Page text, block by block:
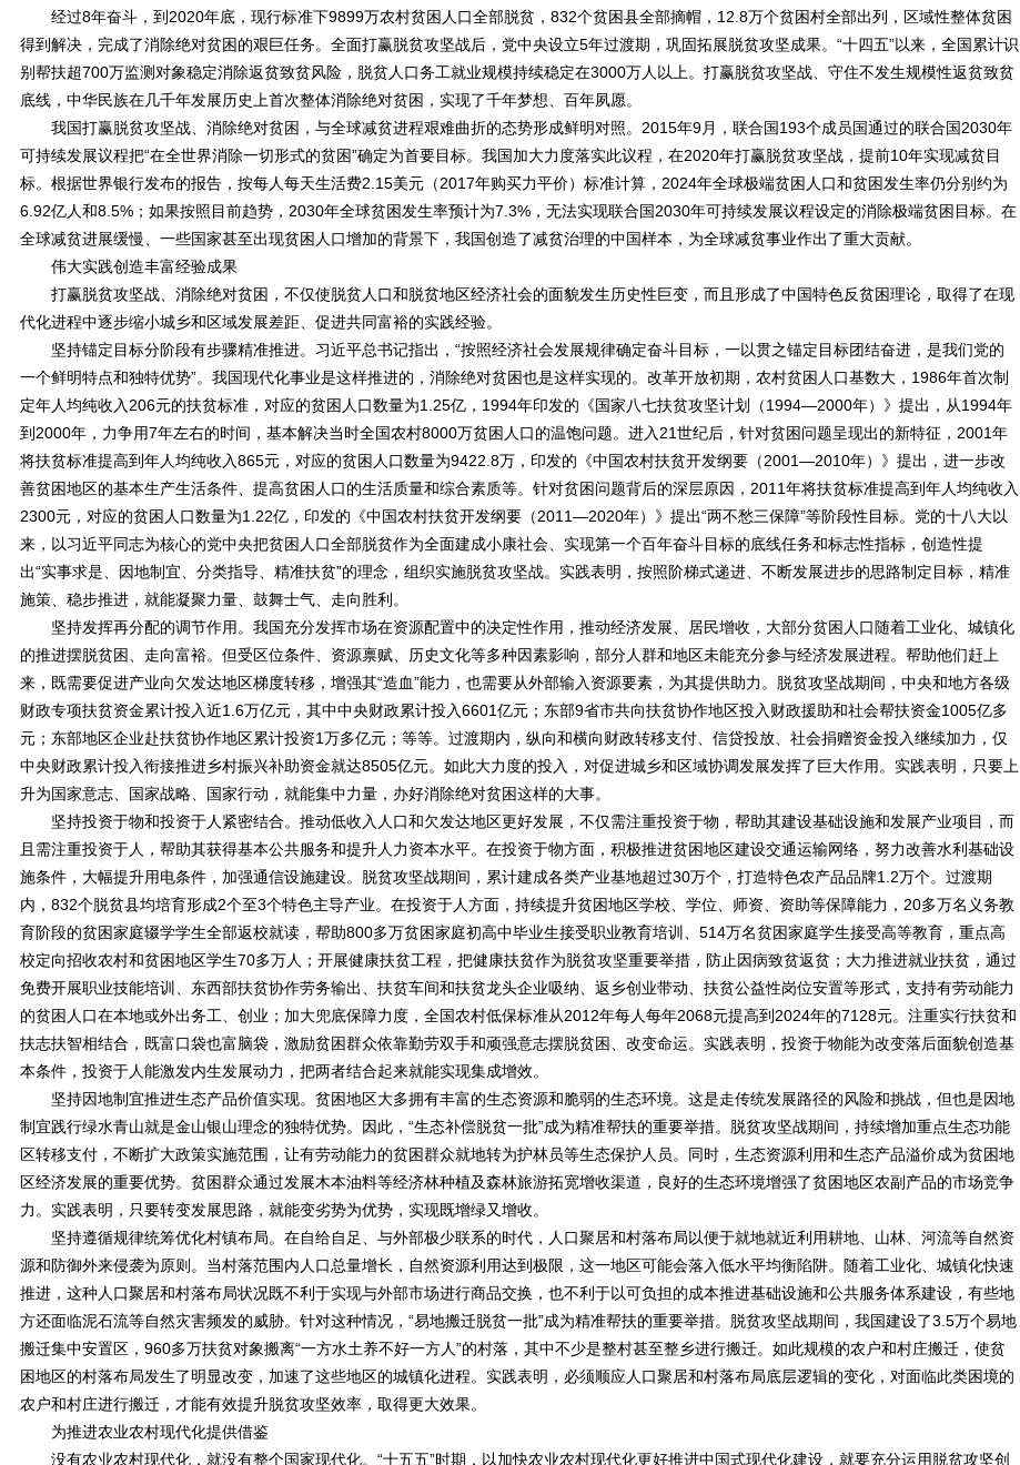
经过8年奋斗，到2020年底，现行标准下9899万农村贫困人口全部脱贫，832个贫困县全部摘帽，12.8万个贫困村全部出列，区域性整体贫困
得到解决，完成了消除绝对贫困的艰巨任务。全面打赢脱贫攻坚战后，党中央设立5年过渡期，巩固拓展脱贫攻坚成果。“十四五”以来，全国累计识
别帮扶超700万监测对象稳定消除返贫致贫风险，脱贫人口务工就业规模持续稳定在3000万人以上。打赢脱贫攻坚战、守住不发生规模性返贫致贫
底线，中华民族在几千年发展历史上首次整体消除绝对贫困，实现了千年梦想、百年夙愿。
我国打赢脱贫攻坚战、消除绝对贫困，与全球减贫进程艰难曲折的态势形成鲜明对照。2015年9月，联合国193个成员国通过的联合国2030年
可持续发展议程把“在全世界消除一切形式的贫困”确定为首要目标。我国加大力度落实此议程，在2020年打赢脱贫攻坚战，提前10年实现减贫目
标。根据世界银行发布的报告，按每人每天生活费2.15美元（2017年购买力平价）标准计算，2024年全球极端贫困人口和贫困发生率仍分别约为
6.92亿人和8.5%；如果按照目前趋势，2030年全球贫困发生率预计为7.3%，无法实现联合国2030年可持续发展议程设定的消除极端贫困目标。在
全球减贫进展缓慢、一些国家甚至出现贫困人口增加的背景下，我国创造了减贫治理的中国样本，为全球减贫事业作出了重大贡献。
伟大实践创造丰富经验成果
打赢脱贫攻坚战、消除绝对贫困，不仅使脱贫人口和脱贫地区经济社会的面貌发生历史性巨变，而且形成了中国特色反贫困理论，取得了在现
代化进程中逐步缩小城乡和区域发展差距、促进共同富裕的实践经验。
坚持锚定目标分阶段有步骤精准推进。习近平总书记指出，“按照经济社会发展规律确定奋斗目标，一以贯之锚定目标团结奋进，是我们党的
一个鲜明特点和独特优势”。我国现代化事业是这样推进的，消除绝对贫困也是这样实现的。改革开放初期，农村贫困人口基数大，1986年首次制
定年人均纯收入206元的扶贫标准，对应的贫困人口数量为1.25亿，1994年印发的《国家八七扶贫攻坚计划（1994—2000年）》提出，从1994年
到2000年，力争用7年左右的时间，基本解决当时全国农村8000万贫困人口的温饱问题。进入21世纪后，针对贫困问题呈现出的新特征，2001年
将扶贫标准提高到年人均纯收入865元，对应的贫困人口数量为9422.8万，印发的《中国农村扶贫开发纲要（2001—2010年）》提出，进一步改
善贫困地区的基本生产生活条件、提高贫困人口的生活质量和综合素质等。针对贫困问题背后的深层原因，2011年将扶贫标准提高到年人均纯收入
2300元，对应的贫困人口数量为1.22亿，印发的《中国农村扶贫开发纲要（2011—2020年）》提出“两不愁三保障”等阶段性目标。党的十八大以
来，以习近平同志为核心的党中央把贫困人口全部脱贫作为全面建成小康社会、实现第一个百年奋斗目标的底线任务和标志性指标，创造性提
出“实事求是、因地制宜、分类指导、精准扶贫”的理念，组织实施脱贫攻坚战。实践表明，按照阶梯式递进、不断发展进步的思路制定目标，精准
施策、稳步推进，就能凝聚力量、鼓舞士气、走向胜利。
坚持发挥再分配的调节作用。我国充分发挥市场在资源配置中的决定性作用，推动经济发展、居民增收，大部分贫困人口随着工业化、城镇化
的推进摆脱贫困、走向富裕。但受区位条件、资源禀赋、历史文化等多种因素影响，部分人群和地区未能充分参与经济发展进程。帮助他们赶上
来，既需要促进产业向欠发达地区梯度转移，增强其“造血”能力，也需要从外部输入资源要素，为其提供助力。脱贫攻坚战期间，中央和地方各级
财政专项扶贫资金累计投入近1.6万亿元，其中中央财政累计投入6601亿元；东部9省市共向扶贫协作地区投入财政援助和社会帮扶资金1005亿多
元；东部地区企业赴扶贫协作地区累计投资1万多亿元；等等。过渡期内，纵向和横向财政转移支付、信贷投放、社会捐赠资金投入继续加力，仅
中央财政累计投入衔接推进乡村振兴补助资金就达8505亿元。如此大力度的投入，对促进城乡和区域协调发展发挥了巨大作用。实践表明，只要上
升为国家意志、国家战略、国家行动，就能集中力量，办好消除绝对贫困这样的大事。
坚持投资于物和投资于人紧密结合。推动低收入人口和欠发达地区更好发展，不仅需注重投资于物，帮助其建设基础设施和发展产业项目，而
且需注重投资于人，帮助其获得基本公共服务和提升人力资本水平。在投资于物方面，积极推进贫困地区建设交通运输网络，努力改善水利基础设
施条件，大幅提升用电条件，加强通信设施建设。脱贫攻坚战期间，累计建成各类产业基地超过30万个，打造特色农产品品牌1.2万个。过渡期
内，832个脱贫县均培育形成2个至3个特色主导产业。在投资于人方面，持续提升贫困地区学校、学位、师资、资助等保障能力，20多万名义务教
育阶段的贫困家庭辍学学生全部返校就读，帮助800多万贫困家庭初高中毕业生接受职业教育培训、514万名贫困家庭学生接受高等教育，重点高
校定向招收农村和贫困地区学生70多万人；开展健康扶贫工程，把健康扶贫作为脱贫攻坚重要举措，防止因病致贫返贫；大力推进就业扶贫，通过
免费开展职业技能培训、东西部扶贫协作劳务输出、扶贫车间和扶贫龙头企业吸纳、返乡创业带动、扶贫公益性岗位安置等形式，支持有劳动能力
的贫困人口在本地或外出务工、创业；加大兜底保障力度，全国农村低保标准从2012年每人每年2068元提高到2024年的7128元。注重实行扶贫和
扶志扶智相结合，既富口袋也富脑袋，激励贫困群众依靠勤劳双手和顽强意志摆脱贫困、改变命运。实践表明，投资于物能为改变落后面貌创造基
本条件，投资于人能激发内生发展动力，把两者结合起来就能实现集成增效。
坚持因地制宜推进生态产品价值实现。贫困地区大多拥有丰富的生态资源和脆弱的生态环境。这是走传统发展路径的风险和挑战，但也是因地
制宜践行绿水青山就是金山银山理念的独特优势。因此，“生态补偿脱贫一批”成为精准帮扶的重要举措。脱贫攻坚战期间，持续增加重点生态功能
区转移支付，不断扩大政策实施范围，让有劳动能力的贫困群众就地转为护林员等生态保护人员。同时，生态资源利用和生态产品溢价成为贫困地
区经济发展的重要优势。贫困群众通过发展木本油料等经济林种植及森林旅游拓宽增收渠道，良好的生态环境增强了贫困地区农副产品的市场竞争
力。实践表明，只要转变发展思路，就能变劣势为优势，实现既增绿又增收。
坚持遵循规律统筹优化村镇布局。在自给自足、与外部极少联系的时代，人口聚居和村落布局以便于就地就近利用耕地、山林、河流等自然资
源和防御外来侵袭为原则。当村落范围内人口总量增长，自然资源利用达到极限，这一地区可能会落入低水平均衡陷阱。随着工业化、城镇化快速
推进，这种人口聚居和村落布局状况既不利于实现与外部市场进行商品交换，也不利于以可负担的成本推进基础设施和公共服务体系建设，有些地
方还面临泥石流等自然灾害频发的威胁。针对这种情况，“易地搬迁脱贫一批”成为精准帮扶的重要举措。脱贫攻坚战期间，我国建设了3.5万个易地
搬迁集中安置区，960多万扶贫对象搬离“一方水土养不好一方人”的村落，其中不少是整村甚至整乡进行搬迁。如此规模的农户和村庄搬迁，使贫
困地区的村落布局发生了明显改变，加速了这些地区的城镇化进程。实践表明，必须顺应人口聚居和村落布局底层逻辑的变化，对面临此类困境的
农户和村庄进行搬迁，才能有效提升脱贫攻坚效率，取得更大效果。
为推进农业农村现代化提供借鉴
没有农业农村现代化，就没有整个国家现代化。“十五五”时期，以加快农业农村现代化更好推进中国式现代化建设，就要充分运用脱贫攻坚创